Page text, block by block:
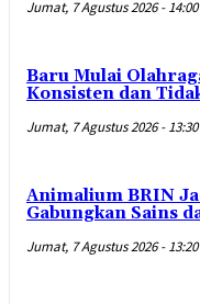
Jumat, 7 Agustus 2026 - 14:00
Baru Mulai
Konsisten dan
Jumat, 7 Agustus 2026 - 13:30
Animalium BRIN
Gabungkan Sains
Jumat, 7 Agustus 2026 - 13:20